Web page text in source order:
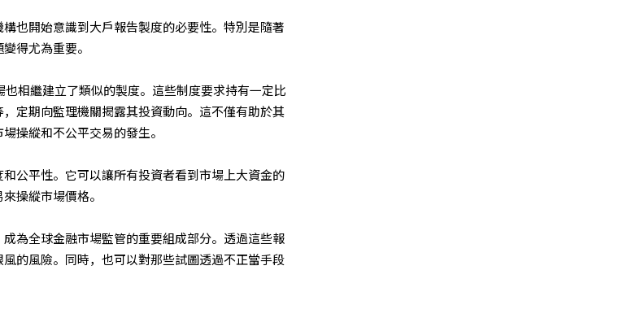
也開始意識到大戶報告製度的必要性。特別是隨著
得尤為重要。
相繼建立了類似的製度。這些制度要求持有一定比
定期向監理機關揭露其投資動向。這不僅有助於其
操縱和不公平交易的發生。
公平性。它可以讓所有投資者看到市場上大資金的
操縱市場價格。
為全球金融市場監管的重要組成部分。透過這些報
的風險。同時，也可以對那些試圖透過不正當手段